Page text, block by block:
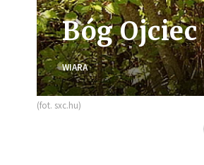
Bóg
WIARA
(fot. sxc.hu)